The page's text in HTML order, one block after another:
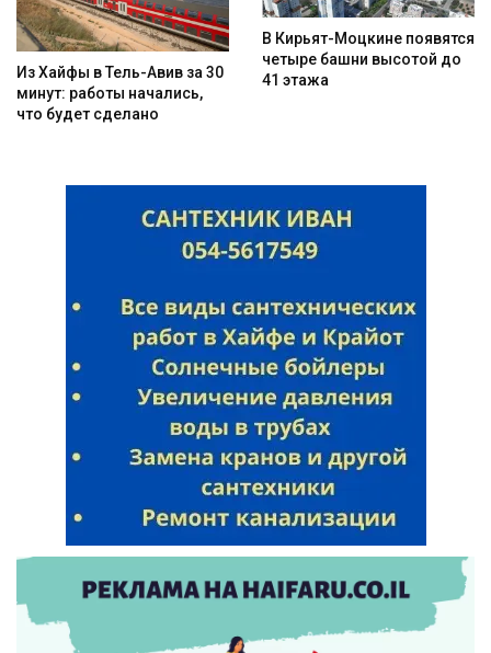
Из Хайфы в Тель-Авив за 30
минут: работы начались,
что будет сделано
В Кирьят-Моцкине появятся
четыре башни высотой до
41 этажа